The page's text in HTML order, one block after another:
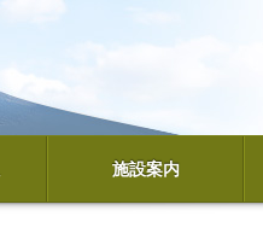
施設案内